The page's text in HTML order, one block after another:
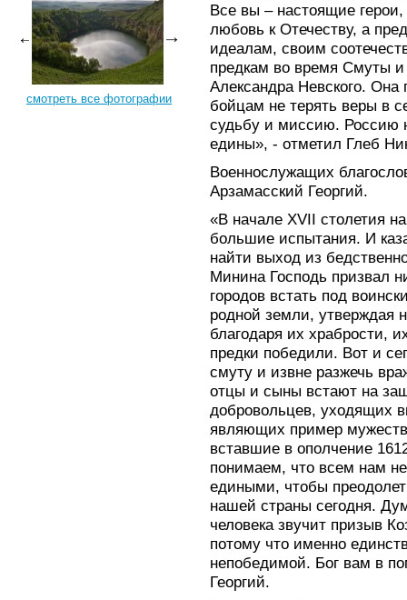
смотреть все фотографии
Все вы – настоящие
любовь к Отечеству, а
идеалам, своим
предкам во время Смуты и
Александра Невского.
бойцам не терять веры в
судьбу и миссию. Россию
едины», - отметил Глеб
Военнослужащих
Арзамасский Георгий.
«В начале XVII столетия
большие испытания. И
найти выход из
Минина Господь призвал
городов встать под
родной земли, утверждая
благодаря их храбрости,
предки победили. Вот и
смуту и извне разжечь
отцы и сыны встают на
добровольцев, уходящих
являющих пример
вставшие в ополчение
понимаем, что всем нам
едиными, чтобы
нашей страны сегодня.
человека звучит призыв
потому что именно
непобедимой. Бог вам в
Георгий.